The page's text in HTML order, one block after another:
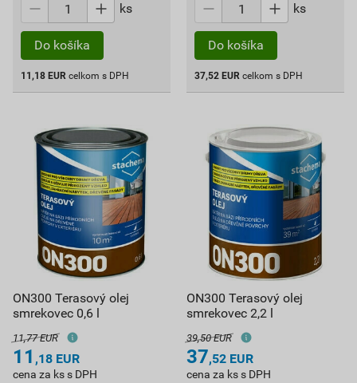
ks
Do košíka
11,18 EUR celkom s DPH
ks
Do košíka
37,52 EUR celkom s DPH
ON300 Terasový olej
smrekovec 0,6 l
11,77 EUR
11 ,18 EUR
cena za ks s DPH
ON300 Terasový olej
smrekovec 2,2 l
39,50 EUR
37,52 EUR
cena za ks s DPH